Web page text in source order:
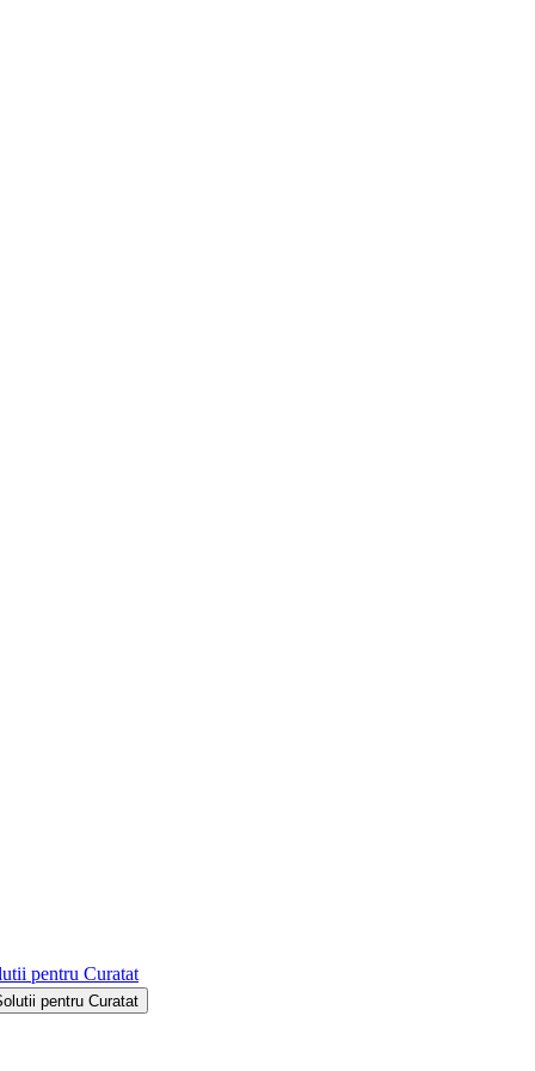
pentru Curatat
pentru Curatat